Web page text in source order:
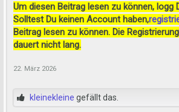
Um diesen Beitrag lesen zu können, logg
Solltest Du keinen Account haben,
Beitrag lesen zu können. Die
dauert nicht lang.
22. März 2026
kleinekleine gefällt das.